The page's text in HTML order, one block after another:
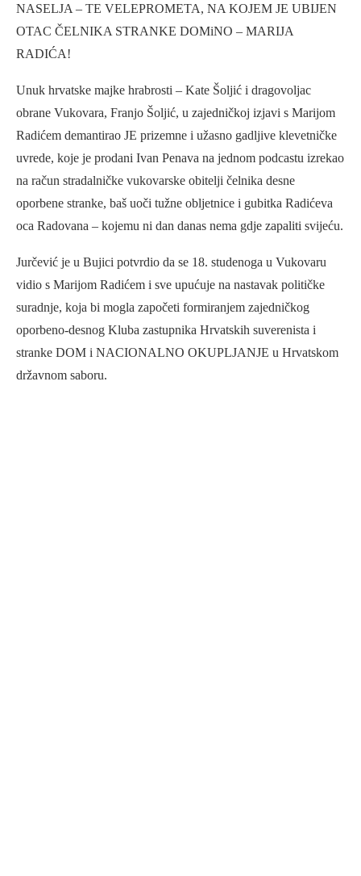
NASELJA – TE VELEPROMETA, NA KOJEM JE UBIJEN
OTAC ČELNIKA STRANKE DOMiNO – MARIJA
RADIĆA!
Unuk hrvatske majke hrabrosti – Kate Šoljić i dragovoljac
obrane Vukovara, Franjo Šoljić, u zajedničkoj izjavi s Marijom
Radićem demantirao JE prizemne i užasno gadljive klevetničke
uvrede, koje je prodani Ivan Penava na jednom podcastu izrekao
na račun stradalničke vukovarske obitelji čelnika desne
oporbene stranke, baš uoči tužne obljetnice i gubitka Radićeva
oca Radovana – kojemu ni dan danas nema gdje zapaliti svijeću.
Jurčević je u Bujici potvrdio da se 18. studenoga u Vukovaru
vidio s Marijom Radićem i sve upućuje na nastavak političke
suradnje, koja bi mogla započeti formiranjem zajedničkog
oporbeno-desnog Kluba zastupnika Hrvatskih suverenista i
stranke DOM i NACIONALNO OKUPLJANJE u Hrvatskom
državnom saboru.